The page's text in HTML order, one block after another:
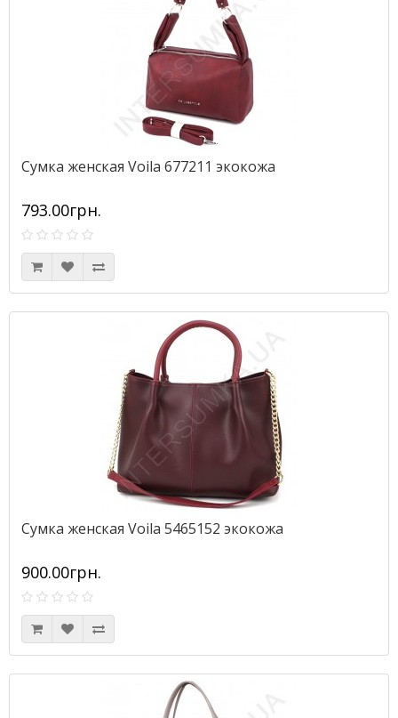
Сумка женская Voila 677211 экокожа
793.00грн.
Сумка женская Voila 5465152 экокожа
900.00грн.